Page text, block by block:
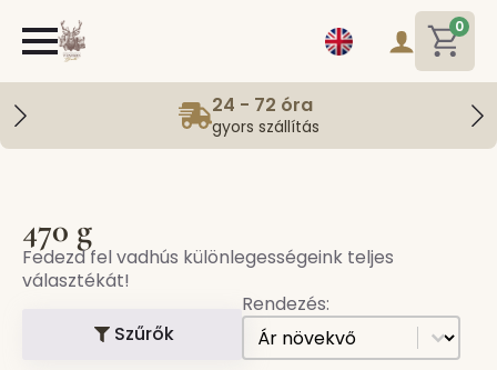
0
24 - 72 óra
gyors szállítás
470 g
Fedezd fel vadhús különlegességeink teljes
választékát!
Szűrők
Rendezés:
[all] Sorting
Sort content